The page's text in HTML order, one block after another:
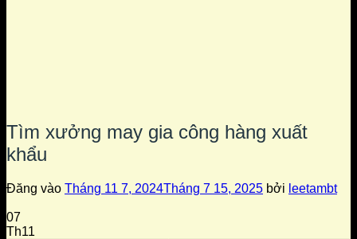
Tìm xưởng may gia công hàng xuất
khẩu
Đăng vào Tháng 11 7, 2024Tháng 7 15, 2025 bởi leetambt
07
Th11